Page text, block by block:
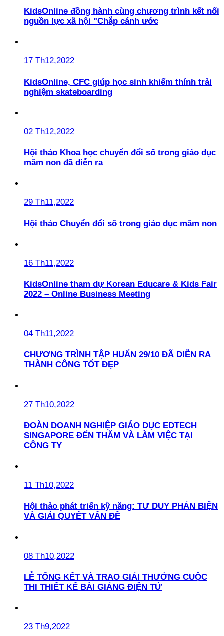
KidsOnline đồng hành cùng chương trình kết nối
nguồn lực xã hội "Chắp cánh ước
17 Th12,2022
KidsOnline, CFC giúp học sinh khiếm thính trải
nghiệm skateboarding
02 Th12,2022
Hội thảo Khoa học chuyển đổi số trong giáo dục
mầm non đã diễn ra
29 Th11,2022
Hội thảo Chuyển đổi số trong giáo dục mầm non
16 Th11,2022
KidsOnline tham dự Korean Educare & Kids Fair
2022 – Online Business Meeting
04 Th11,2022
CHƯƠNG TRÌNH TẬP HUẤN 29/10 ĐÃ DIỄN RA
THÀNH CÔNG TỐT ĐẸP
27 Th10,2022
ĐOÀN DOANH NGHIỆP GIÁO DỤC EDTECH
SINGAPORE ĐẾN THĂM VÀ LÀM VIỆC TẠI
CÔNG TY
11 Th10,2022
Hội thảo phát triển kỹ năng: TƯ DUY PHẢN BIỆN
VÀ GIẢI QUYẾT VẤN ĐỀ
08 Th10,2022
LỄ TỔNG KẾT VÀ TRAO GIẢI THƯỞNG CUỘC
THI THIẾT KẾ BÀI GIẢNG ĐIỆN TỬ
23 Th9,2022